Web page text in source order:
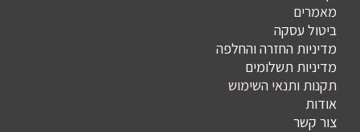
מאמרים
ביטול עסקה
מדיניות החזרה והחלפה
מדיניות תשלומים
תקנות ותנאי השימוש
אודות
צור קשר